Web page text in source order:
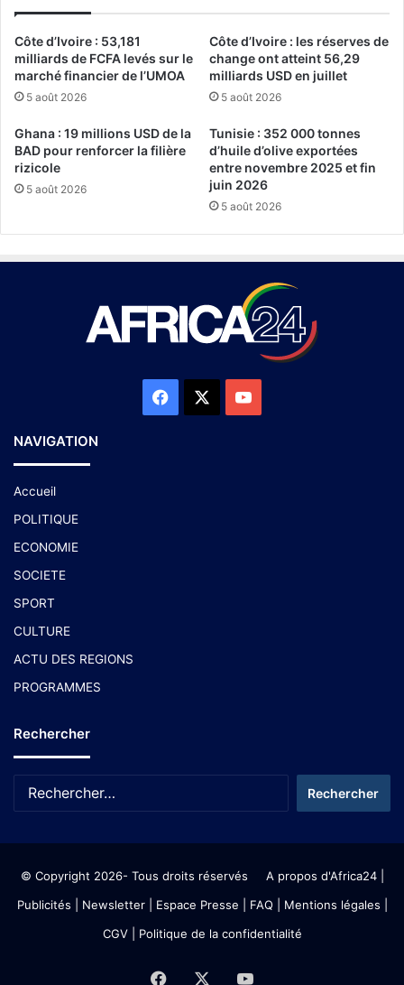
Côte d’Ivoire : 53,181
milliards de FCFA levés sur le
marché financier de l’UMOA
5 août 2026
Côte d’Ivoire : les réserves de
change ont atteint 56,29
milliards USD en juillet
5 août 2026
Ghana : 19 millions USD de la
BAD pour renforcer la filière
rizicole
5 août 2026
Tunisie : 352 000 tonnes
d’huile d’olive exportées
entre novembre 2025 et fin
juin 2026
5 août 2026
NAVIGATION
Accueil
POLITIQUE
ECONOMIE
SOCIETE
SPORT
CULTURE
ACTU DES REGIONS
PROGRAMMES
Rechercher
© Copyright 2026- Tous droits réservés A propos d'Africa24|
Publicités
Newsletter| Espace Presse | FAQ | Mentions légales
CGV| Politique de la confidentialité